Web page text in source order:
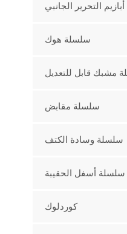
التحرير الجانبي
سلسلة هوك
مشبك قابل للتعديل
سلسلة مقابض
سلسلة وسادة الكتف
سلسلة أسفل الحقيبة
كوردلوك